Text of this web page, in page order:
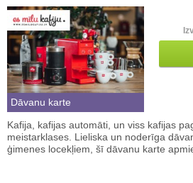
Dāvanu karte
Kafija, kafijas automāti, un viss kafijas
meistarklases. Lieliska un noderīga
ģimenes locekļiem, šī dāvanu karte